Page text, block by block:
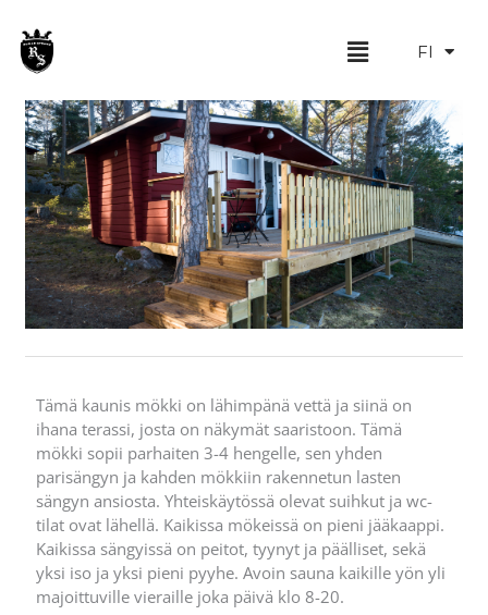
sisältöön
Menu FI
SV
Turska
Tämä kaunis mökki on lähimpänä vettä ja siinä on
ihana terassi, josta on näkymät saaristoon. Tämä
mökki sopii parhaiten 3-4 hengelle, sen yhden
parisängyn ja kahden mökkiin rakennetun lasten
sängyn ansiosta. Yhteiskäytössä olevat suihkut ja wc-
tilat ovat lähellä. Kaikissa mökeissä on pieni jääkaappi.
Kaikissa sängyissä on peitot, tyynyt ja päälliset, sekä
yksi iso ja yksi pieni pyyhe. Avoin sauna kaikille yön yli
majoittuville vieraille joka päivä klo 8-20.